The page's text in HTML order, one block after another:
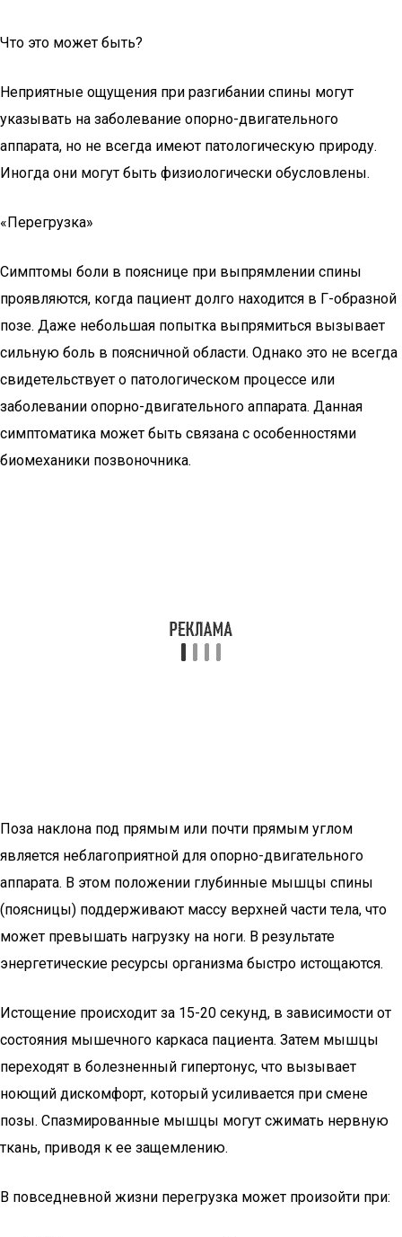
Что это может быть?
Неприятные ощущения при разгибании спины могут
указывать на заболевание опорно-двигательного
аппарата, но не всегда имеют патологическую природу.
Иногда они могут быть физиологически обусловлены.
«Перегрузка»
Симптомы боли в пояснице при выпрямлении спины
проявляются, когда пациент долго находится в Г-образной
позе. Даже небольшая попытка выпрямиться вызывает
сильную боль в поясничной области. Однако это не всегда
свидетельствует о патологическом процессе или
заболевании опорно-двигательного аппарата. Данная
симптоматика может быть связана с особенностями
биомеханики позвоночника.
Поза наклона под прямым или почти прямым углом
является неблагоприятной для опорно-двигательного
аппарата. В этом положении глубинные мышцы спины
(поясницы) поддерживают массу верхней части тела, что
может превышать нагрузку на ноги. В результате
энергетические ресурсы организма быстро истощаются.
Истощение происходит за 15-20 секунд, в зависимости от
состояния мышечного каркаса пациента. Затем мышцы
переходят в болезненный гипертонус, что вызывает
ноющий дискомфорт, который усиливается при смене
позы. Спазмированные мышцы могут сжимать нервную
ткань, приводя к ее защемлению.
В повседневной жизни перегрузка может произойти при: